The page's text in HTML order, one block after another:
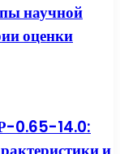
научной
оценки
0.65-14.0: